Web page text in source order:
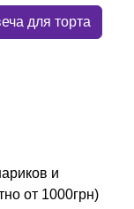
для торта
и
от 1000грн)